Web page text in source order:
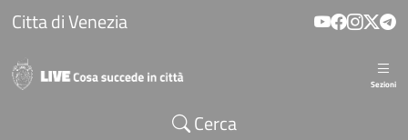
Salta al contenuto principale
Citta di Venezia
Sezioni
Cerca